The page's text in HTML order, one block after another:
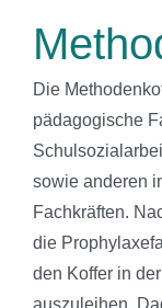
Die
pädagogische
sowie anderen
Fachkräften.
die
den Koffer in
auszuleihen.